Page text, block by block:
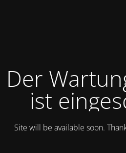
Der
ist
Site will be available soon.